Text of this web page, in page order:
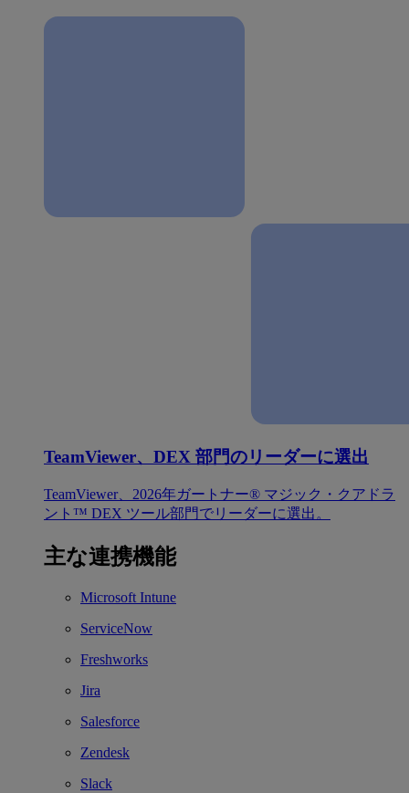
TeamViewer、DEX 部門のリーダーに選出
TeamViewer、2026年ガートナー® マジック・クアドラ
ント™ DEX ツール部門でリーダーに選出。
主な連携機能
Microsoft Intune
ServiceNow
Freshworks
Jira
Salesforce
Zendesk
Slack